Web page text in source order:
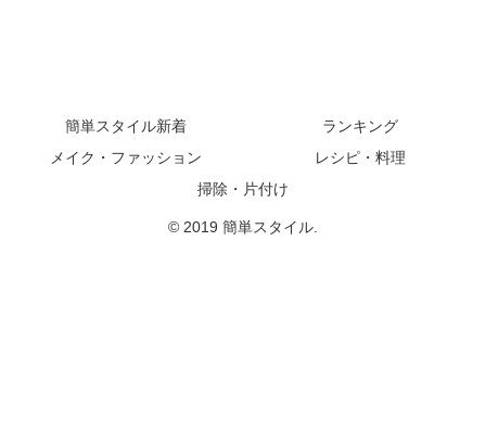
簡単スタイル新着
ランキング
メイク・ファッション
レシピ・料理
掃除・片付け
© 2019 簡単スタイル.